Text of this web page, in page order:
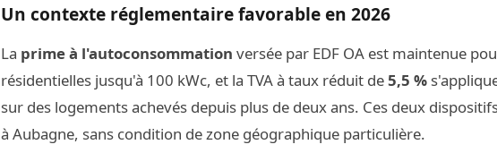
Un contexte réglementaire favorable en 2026
La prime à l'autoconsommation versée par EDF OA est maintenue
résidentielles jusqu'à 100 kWc, et la TVA à taux réduit de5,5 %
sur des logements achevés depuis plus de deux ans. Ces deux
à Aubagne, sans condition de zone géographique particulière.